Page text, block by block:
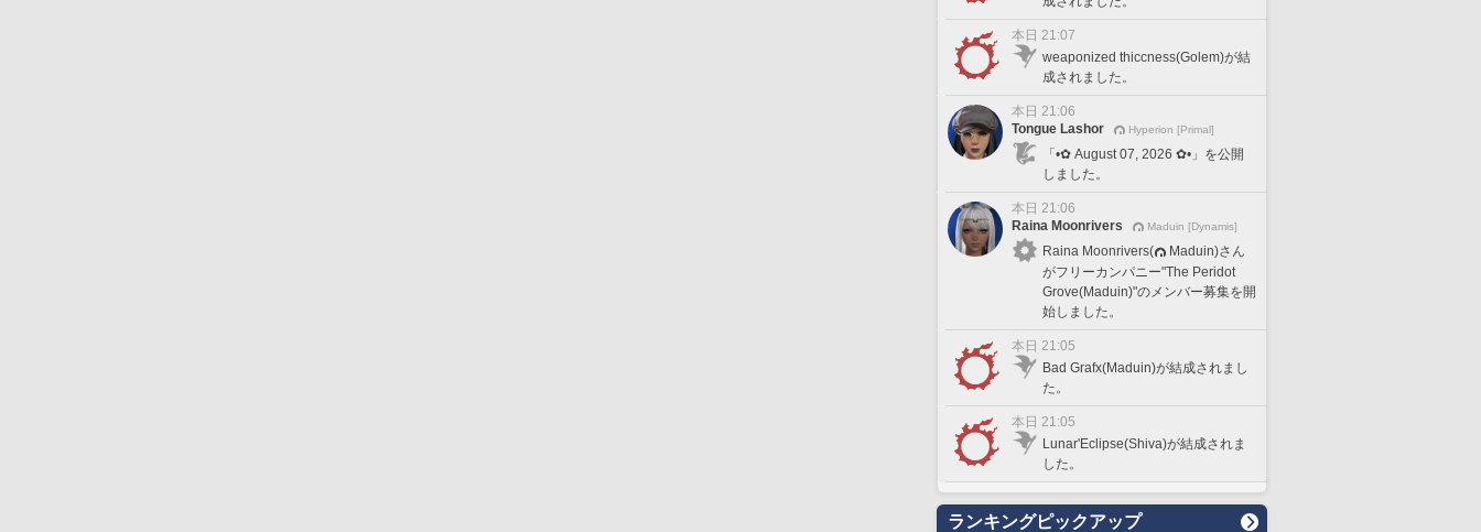
本日 21:07
weaponized thiccness(Golem)が結
成されました。
本日 21:06
Tongue Lashor
Hyperion [Primal]
「•✿ August 07, 2026 ✿•」を公開
しました。
本日 21:06
Raina Moonrivers
Maduin [Dynamis]
Raina Moonrivers(
Maduin)さん
がフリーカンパニー"The Peridot
Grove(Maduin)"のメンバー募集を開
始しました。
本日 21:05
Bad Grafx(Maduin)が結成されまし
た。
本日 21:05
Lunar'Eclipse(Shiva)が結成されま
した。
ランキングピックアップ